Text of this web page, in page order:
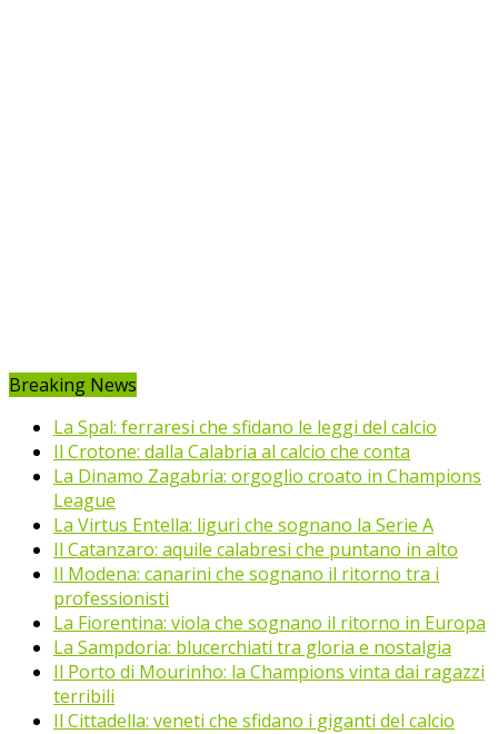
Breaking News
La Spal: ferraresi che sfidano le leggi del calcio
Il Crotone: dalla Calabria al calcio che conta
La Dinamo Zagabria: orgoglio croato in Champions
League
La Virtus Entella: liguri che sognano la Serie A
Il Catanzaro: aquile calabresi che puntano in alto
Il Modena: canarini che sognano il ritorno tra i
professionisti
La Fiorentina: viola che sognano il ritorno in Europa
La Sampdoria: blucerchiati tra gloria e nostalgia
Il Porto di Mourinho: la Champions vinta dai ragazzi
terribili
Il Cittadella: veneti che sfidano i giganti del calcio